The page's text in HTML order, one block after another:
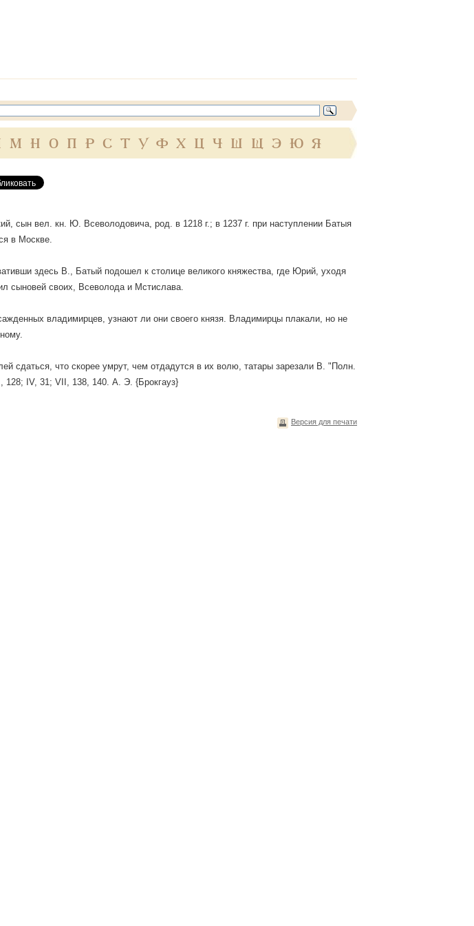
М Н О П Р С Т У Ф Х Ц Ч Ш Щ Э Ю Я
сын вел. кн. Ю. Всеволодовича, род. в 1218 г.; в 1237 г. при наступлении Батыя
в Москве.
здесь В., Батый подошел к столице великого княжества, где Юрий, уходя
сыновей своих, Всеволода и Мстислава.
владимирцев, узнают ли они своего князя. Владимирцы плакали, но не
сдаться, что скорее умрут, чем отдадутся в их волю, татары зарезали В. "Полн.
IV, 31; VII, 138, 140. А. Э. {Брокгауз}
Версия для печати